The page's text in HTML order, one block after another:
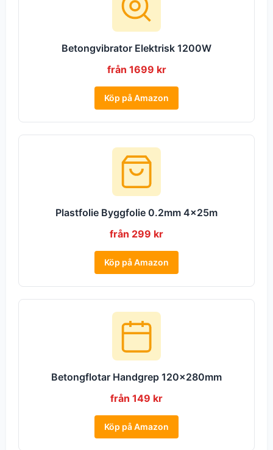
Betongvibrator Elektrisk 1200W
från 1699 kr
Köp på Amazon
Plastfolie Byggfolie 0.2mm 4x25m
från 299 kr
Köp på Amazon
Betongflotar Handgrep 120x280mm
från 149 kr
Köp på Amazon